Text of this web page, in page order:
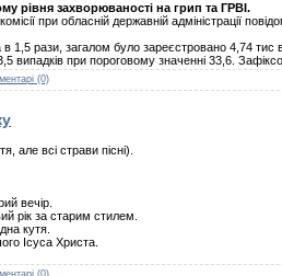
рівня захворюваності на грип та ГРВІ.
при обласній державній адміністрації
1,5 рази, загалом було зареєстровано 4,74
випадків при пороговому значенні 33,6.
(0)
але всі страви пісні).
вечір.
рік за старим стилем.
кутя.
Ісуса Христа.
(0)